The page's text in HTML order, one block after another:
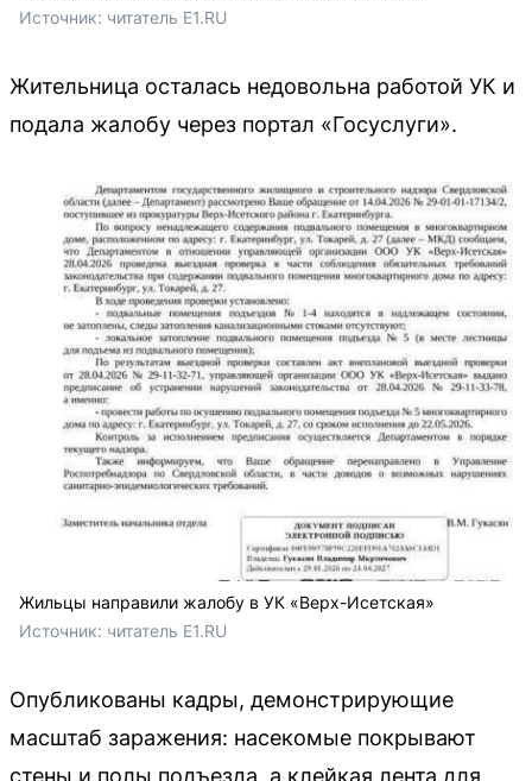
Источник: читатель E1.RU
Жительница осталась недовольна работой УК и
подала жалобу через портал «Госуслуги».
Жильцы направили жалобу в УК «Верх-Исетская»
Источник: читатель E1.RU
Опубликованы кадры, демонстрирующие
масштаб заражения: насекомые покрывают
стены и полы подъезда, а клейкая лента для